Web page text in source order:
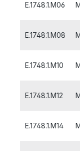
E.1748.1.M06
E.1748.1.M08
E.1748.1.M10
E.1748.1.M12
E.1748.1.M14